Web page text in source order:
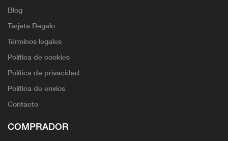
Blog
Tarjeta Regalo
Términos legales
Política de cookies
Política de privacidad
Política de envíos
Contacto
COMPRADOR